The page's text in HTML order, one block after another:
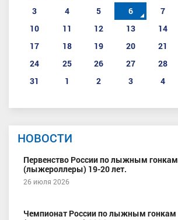
3
4 5 6 7
10
11 12 13 14
17
18 19 20 21
24
25 26 27 28
31
1 2 3 4
НОВОСТИ
Первенство России по лыжным гонкам
(лыжероллеры) 19-20 лет.
26 июля 2026
Чемпионат России по лыжным гонкам